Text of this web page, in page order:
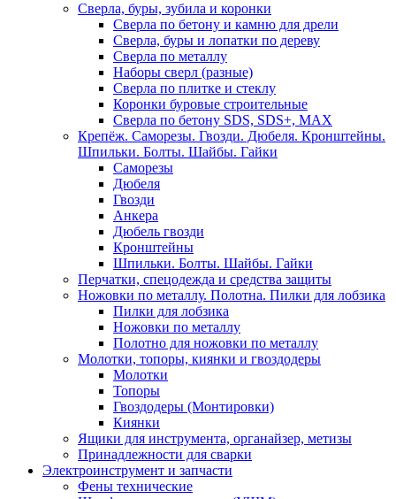
Сверла, буры, зубила и коронки
Сверла по бетону и камню для дрели
Сверла, буры и лопатки по дереву
Сверла по металлу
Наборы сверл (разные)
Сверла по плитке и стеклу
Коронки буровые строительные
Сверла по бетону SDS, SDS+, MAX
Крепёж. Саморезы. Гвозди. Дюбеля. Кронштейны.
Шпильки. Болты. Шайбы. Гайки
Саморезы
Дюбеля
Гвозди
Анкера
Дюбель гвозди
Кронштейны
Шпильки. Болты. Шайбы. Гайки
Перчатки, спецодежда и средства защиты
Ножовки по металлу. Полотна. Пилки для лобзика
Пилки для лобзика
Ножовки по металлу
Полотно для ножовки по металлу
Молотки, топоры, киянки и гвоздодеры
Молотки
Топоры
Гвоздодеры (Монтировки)
Киянки
Ящики для инструмента, органайзер, метизы
Принадлежности для сварки
Электроинструмент и запчасти
Фены технические